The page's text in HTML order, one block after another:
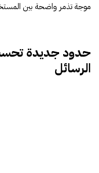
موجة تذمر واضحة بين
حدود جديدة
الرسائل